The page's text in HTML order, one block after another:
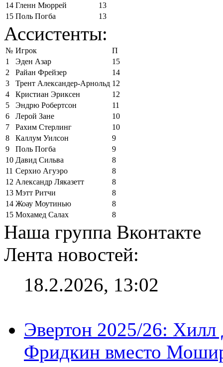
14 Гленн Мюррей
13
15 Поль Погба 13
Ассистенты:
№ Игрок
П
1
Эден Азар
15
2
Райан Фрейзер
14
3
Трент Александер-Арнольд 12
4
Кристиан Эриксен
12
5
Эндрю Робертсон
11
6
Лерой Зане
10
7
Рахим Стерлинг
10
8
Каллум Уилсон
9
9
Поль Погба
9
10 Давид Сильва
8
11 Серхио Агуэро
8
12 Александр Ляказетт
8
13 Мэтт Ритчи
8
14 Жоау Моутинью
8
15 Мохамед Салах 8
Наша группа Вконтакте
Лента новостей:
18.2.2026, 13:02
Эвертон 2025/26:
Фридкин вместо